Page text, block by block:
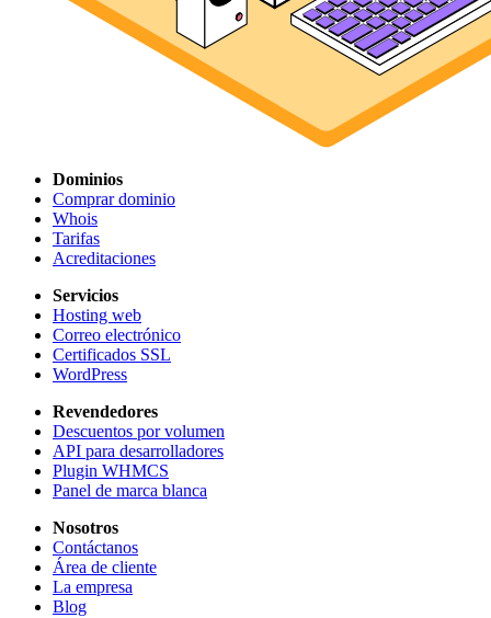
Dominios
Comprar dominio
Whois
Tarifas
Acreditaciones
Servicios
Hosting web
Correo electrónico
Certificados SSL
WordPress
Revendedores
Descuentos por volumen
API para desarrolladores
Plugin WHMCS
Panel de marca blanca
Nosotros
Contáctanos
Área de cliente
La empresa
Blog